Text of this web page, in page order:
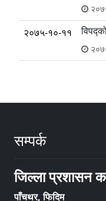
२०७५-१०-११
सम्पर्क
जिल्ला प्रशासन
पाँचथर, फिदिम